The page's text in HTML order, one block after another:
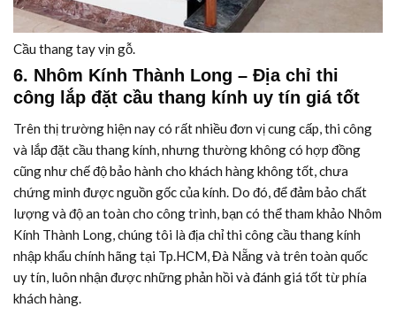
Cầu thang tay vịn gỗ.
6. Nhôm Kính Thành Long – Địa chỉ thi
công lắp đặt cầu thang kính uy tín giá tốt
Trên thị trường hiện nay có rất nhiều đơn vị cung cấp, thi công
và lắp đặt cầu thang kính, nhưng thường không có hợp đồng
cũng như chế độ bảo hành cho khách hàng không tốt, chưa
chứng minh được nguồn gốc của kính. Do đó, để đảm bảo chất
lượng và độ an toàn cho công trình, bạn có thể tham khảo Nhôm
Kính Thành Long, chúng tôi là địa chỉ thi công cầu thang kính
nhập khẩu chính hãng tại Tp.HCM, Đà Nẵng và trên toàn quốc
uy tín, luôn nhận được những phản hồi và đánh giá tốt từ phía
khách hàng.